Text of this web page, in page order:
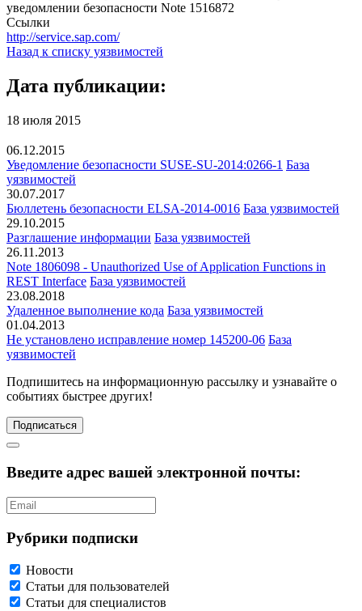
уведомлении безопасности Note 1516872
Ссылки
http://service.sap.com/
Назад к списку уязвимостей
Дата публикации:
18 июля 2015
06.12.2015
Уведомление безопасности SUSE-SU-2014:0266-1 База
уязвимостей
30.07.2017
Бюллетень безопасности ELSA-2014-0016 База уязвимостей
29.10.2015
Разглашение информации База уязвимостей
26.11.2013
Note 1806098 - Unauthorized Use of Application Functions in
REST Interface База уязвимостей
23.08.2018
Удаленное выполнение кода База уязвимостей
01.04.2013
Не установлено исправление номер 145200-06 База
уязвимостей
Подпишитесь на информационную рассылку и узнавайте о
событиях быстрее других!
Подписаться
Введите адрес вашей электронной почты:
Рубрики подписки
Новости
Статьи для пользователей
Статьи для специалистов